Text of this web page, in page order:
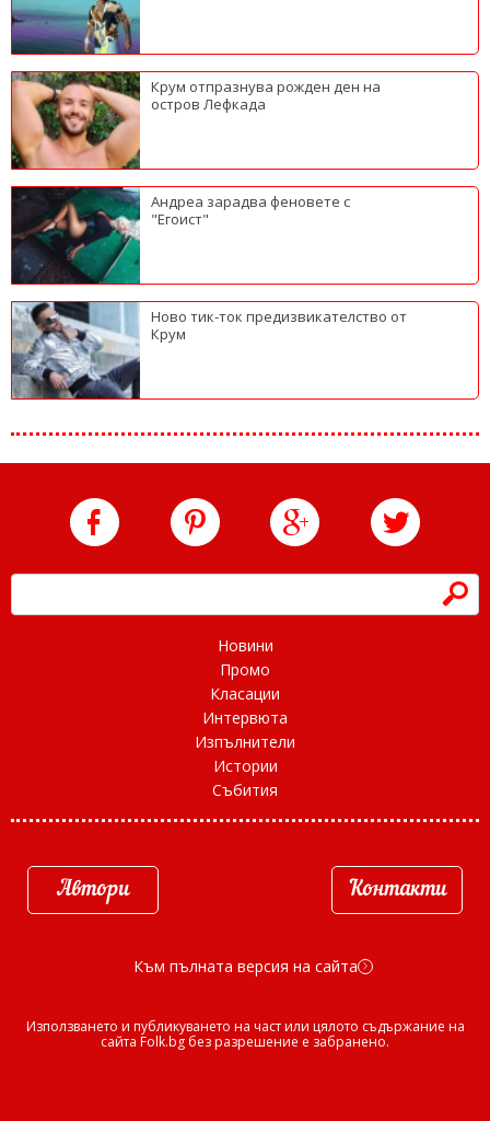
Крум отпразнува рожден ден на
остров Лефкада
Андреа зарадва феновете с
"Егоист"
Ново тик-ток предизвикателство от
Крум
h
Новини
Промо
Класации
Интервюта
Изпълнители
Истории
Събития
Автори Контакти
Към пълната версия на сайта d
Използването и публикуването на част или цялото съдържание на
сайта Folk.bg без разрешение е забранено.